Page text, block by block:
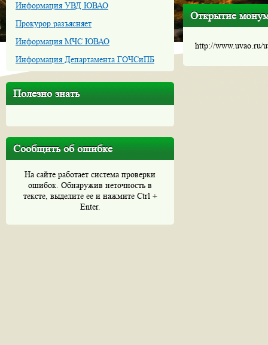
Информация УВД ЮВАО
Прокурор разъясняет
Информация МЧС ЮВАО
Информация Департамента ГОЧСиПБ
Полезно знать
Сообщить об ошибке
На сайте работает система проверки
ошибок. Обнаружив неточность в
тексте, выделите ее и нажмите Ctrl +
Enter.
Открытие
http://www.uvao.ru/